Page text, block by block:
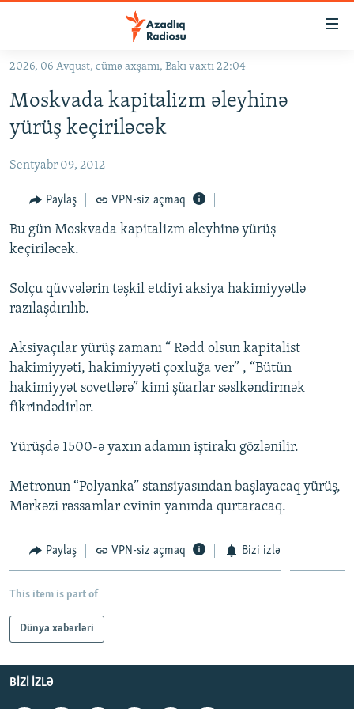
Əsas
qayıt
Əsas
naviqasiyaya
qayıt
KORRUPSIOMETR
#ƏSLINDƏ
FƏRQƏ BAX
QANUNI DOĞRU
ARAŞDIRMA
MULTIMEDIA
VIDEO
FOTOQALEREYA
İNFOQRAFIKA
KARIKATURA
RADIO ARXIV
OXU ZALI
AZƏRBAYCAN ƏDƏBIYYATI KITABXANASI
İSLAM VƏ DEMOKRATIYA
HAQQIMIZDA
MISSIYAMIZ
PEŞƏ ETIKASI VƏ JURNALISTIKA STANDARTLARIMIZ
AZADLIQRADIOSU MOBIL TELEFONUNUZDA
BIZIMLƏ ƏLAQƏ
XƏBƏR BÜLLETENLƏRIMIZ
BIZI IZLƏ
RFE/RL-in bütün saytları
2026, 06 Avqust, cümə axşamı, Bakı vaxtı 22:04
Moskvada kapitalizm əleyhinə
yürüş keçiriləcək
Sentyabr 09, 2012
Paylaş VPN-siz açmaq
Bu gün Moskvada kapitalizm əleyhinə yürüş
keçiriləcək.
Solçu qüvvələrin təşkil etdiyi aksiya hakimiyyətlə
razılaşdırılıb.
Aksiyaçılar yürüş zamanı “ Rədd olsun kapitalist
hakimiyyəti, hakimiyyəti çoxluğa ver” , “Bütün
hakimiyyət sovetlərə” kimi şüarlar səslkəndirmək
fikrindədirlər.
Yürüşdə 1500-ə yaxın adamın iştirakı gözlənilir.
Metronun “Polyanka” stansiyasından başlayacaq yürüş,
Mərkəzi rəssamlar evinin yanında qurtaracaq.
Paylaş VPN-siz açmaq Bizi izlə
This item is part of
Dünya xəbərləri
BIZI IZLƏ